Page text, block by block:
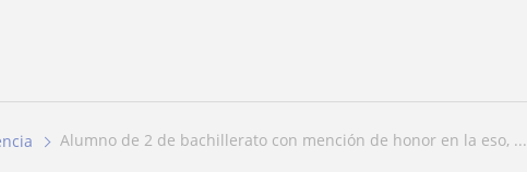
alumno de 2 de bachillerato con mención de honor en la eso, ...